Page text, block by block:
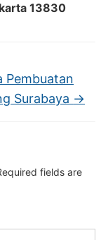
13830
Pembuatan
Surabaya →
fields are